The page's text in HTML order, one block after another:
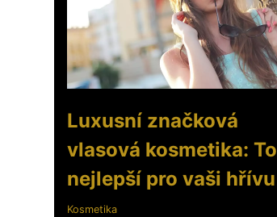
Luxusní značková
vlasová kosmetika: To
nejlepší pro vaši hřívu
Kosmetika